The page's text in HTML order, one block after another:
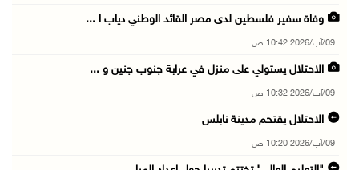
وفاة سفير فلسطين لدى مصر القائد الوطني دياب ا ...
09/آب/2026 10:42 ص
الاحتلال يستولي على منزل في عرابة جنوب جنين و ...
09/آب/2026 10:32 ص
الاحتلال يقتحم مدينة نابلس
09/آب/2026 10:20 ص